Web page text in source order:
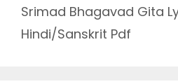
Srimad Bhagavad Gita
Hindi/Sanskrit Pdf